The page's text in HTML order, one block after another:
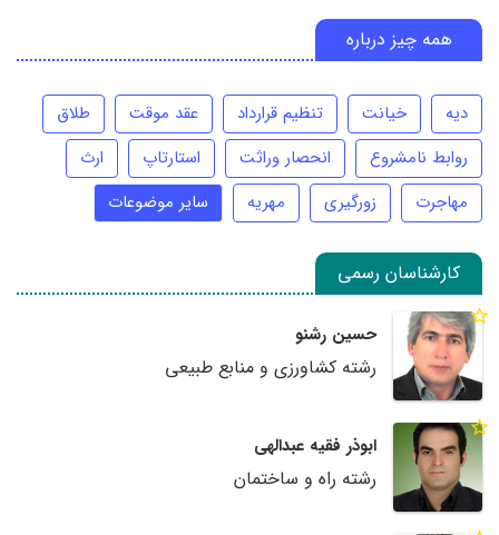
همه چیز درباره
دیه خیانت تنظیم قرارداد عقد موقت
طلاق
روابط نامشروع
انحصار وراثت استارتاپ
ارث
مهاجرت
زورگیری مهریه سایر موضوعات
کارشناسان رسمی
حسین رشنو
رشته کشاورزی و منابع طبیعی
ابوذر فقیه عبدالهی
رشته راه و ساختمان